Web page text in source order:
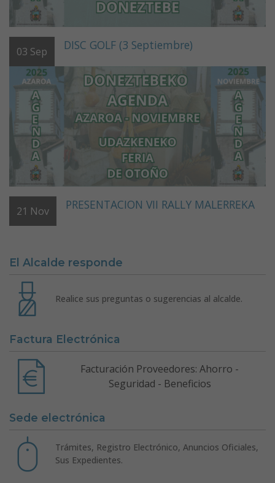
03 Sep DISC GOLF (3 Septiembre)
21 Nov PRESENTACION VII RALLY MALERREKA
El Alcalde responde
Realice sus preguntas o sugerencias al alcalde.
Factura Electrónica
Facturación Proveedores: Ahorro -
Seguridad - Beneficios
Sede electrónica
Trámites, Registro Electrónico, Anuncios Oficiales,
Sus Expedientes.